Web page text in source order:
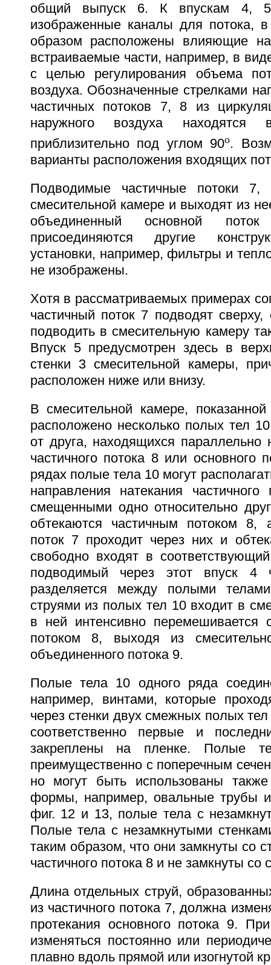
общий выпуск 6. К впускам 4, 5
изображенные каналы для потока,
образом расположены влияющие на
встраиваемые части, например, в
с целью регулирования объема
воздуха. Обозначенные стрелками
частичных потоков 7, 8 из
наружного воздуха
приблизительно под углом 90о.
варианты расположения входящих
Подводимые частичные потоки
смесительной камере и выходят из
объединенный основной
присоединяются другие
установки, например, фильтры и
не изображены.
Хотя в рассматриваемых примерах
частичный поток 7 подводят
подводить в смесительную камеру
Впуск 5 предусмотрен здесь в
стенки 3 смесительной камеры,
расположен ниже или внизу.
В смесительной камере,
расположено несколько полых тел
от друга, находящихся параллельно
частичного потока 8 или
рядах полые тела 10 могут
направления натекания
смещенными одно относительно
обтекаются частичным потоком 8,
поток 7 проходит через них и
свободно входят в
подводимый через этот впуск 4
разделяется между полыми
струями из полых тел 10 входит в
в ней интенсивно перемешивается
потоком 8, выходя из
объединенного потока 9.
Полые тела 10 одного ряда
например, винтами, которые
через стенки двух смежных полых
соответственно первые и
закреплены на пленке. Полые
преимущественно с поперечным
но могут быть использованы
формы, например, овальные трубы
фиг. 12 и 13, полые тела с
Полые тела с незамкнутыми
таким образом, что они замкнуты со
частичного потока 8 и не замкнуты со
Длина отдельных струй,
из частичного потока 7, должна
протекания основного потока 9.
изменяться постоянно или
плавно вдоль прямой или изогнутой